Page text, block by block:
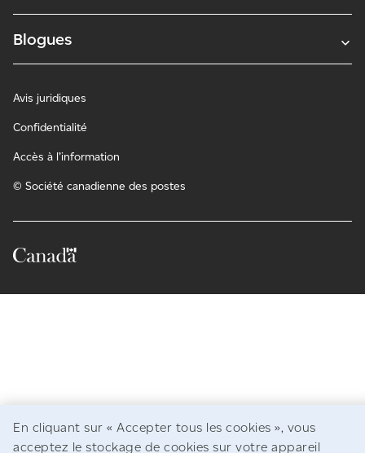
Blogues
© Société canadienne des postes
Avis juridiques
Confidentialité
Accès à l’information
En cliquant sur « Accepter tous les cookies », vous
acceptez le stockage de cookies sur votre appareil